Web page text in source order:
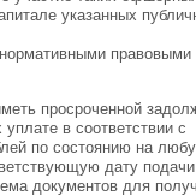
указанных
правовыми
просроченной
в соответствии с
по состоянию на
дату подачи
документов для